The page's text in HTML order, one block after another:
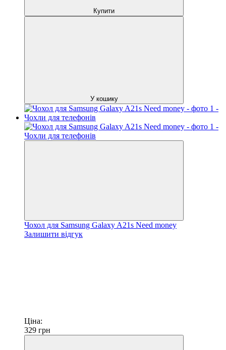
Купити
У кошику
Чохол для Samsung Galaxy A21s Need money
Залишити відгук
Ціна:
329 грн